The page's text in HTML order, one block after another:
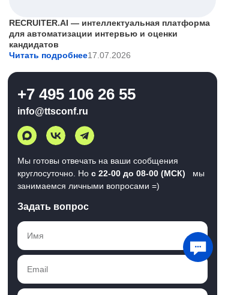
RECRUITER.AI — интеллектуальная платформа
для автоматизации интервью и оценки
кандидатов
Читать подробнее17.07.2026
+7 495 106 26 55
info@ttsconf.ru
Мы готовы отвечать на ваши сообщения
круглосуточно. Но с 22-00 до 08-00 (МСК)
мы
занимаемся личными вопросами =)
Задать вопрос